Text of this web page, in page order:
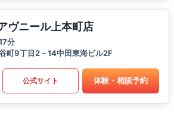
ヴニール上本町店
分
町9丁目2－14中田東海ビル2F
公式サイト 体験・相談予約